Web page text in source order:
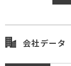
会社データ